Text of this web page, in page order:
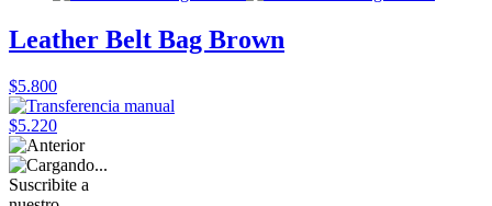
Leather Belt Bag Brown
$5.800
$5.220
Suscribite a